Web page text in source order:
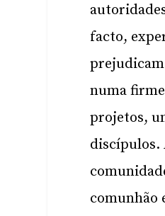
facto,
numa
projetos,
discípulos.
comunhão